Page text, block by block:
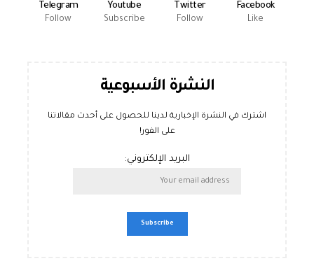
Facebook
Like
Twitter
Follow
Youtube
Subscribe
Telegram
Follow
النشرة الأسبوعية
اشترك في النشرة الإخبارية لدينا للحصول على أحدث مقالاتنا
على الفور!
البريد الإلكتروني: